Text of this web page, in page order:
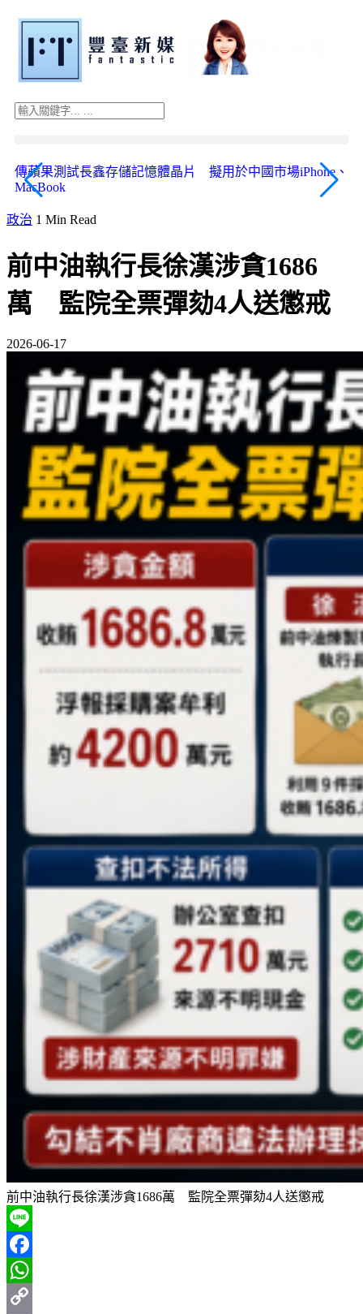
傳蘋果測試長鑫存儲記憶體晶片 擬用於中國市場iPhone、
MacBook
政治 1 Min Read
前中油執行長徐漢涉貪1686
萬 監院全票彈劾4人送懲戒
2026-06-17
前中油執行長徐漢涉貪1686萬 監院全票彈劾4人送懲戒
Line
Facebook
WhatsApp